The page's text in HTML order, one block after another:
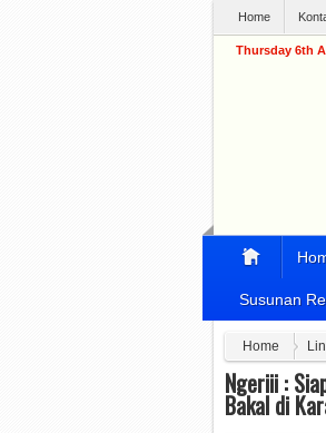
Home
Thursday 6th
Susunan
Home
Ngeriii :
Bakal di